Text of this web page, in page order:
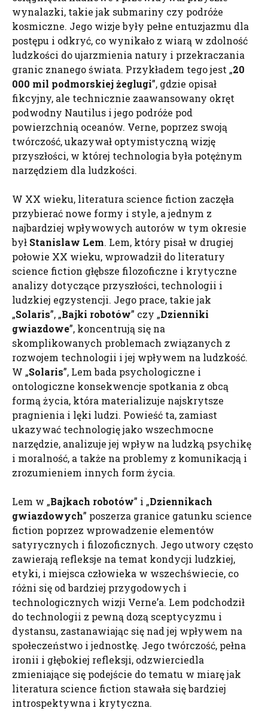
wynalazki, takie jak submariny czy podróże
kosmiczne. Jego wizje były pełne entuzjazmu dla
postępu i odkryć, co wynikało z wiarą w zdolność
ludzkości do ujarzmienia natury i przekraczania
granic znanego świata. Przykładem tego jest „20
000 mil podmorskiej żeglugi”, gdzie opisał
fikcyjny, ale technicznie zaawansowany okręt
podwodny Nautilus i jego podróże pod
powierzchnią oceanów. Verne, poprzez swoją
twórczość, ukazywał optymistyczną wizję
przyszłości, w której technologia była potężnym
narzędziem dla ludzkości.
W XX wieku, literatura science fiction zaczęła
przybierać nowe formy i style, a jednym z
najbardziej wpływowych autorów w tym okresie
był Stanislaw Lem. Lem, który pisał w drugiej
połowie XX wieku, wprowadził do literatury
science fiction głębsze filozoficzne i krytyczne
analizy dotyczące przyszłości, technologii i
ludzkiej egzystencji. Jego prace, takie jak
„Solaris”, „Bajki robotów” czy „Dzienniki
gwiazdowe”, koncentrują się na
skomplikowanych problemach związanych z
rozwojem technologii i jej wpływem na ludzkość.
W „Solaris”, Lem bada psychologiczne i
ontologiczne konsekwencje spotkania z obcą
formą życia, która materializuje najskrytsze
pragnienia i lęki ludzi. Powieść ta, zamiast
ukazywać technologię jako wszechmocne
narzędzie, analizuje jej wpływ na ludzką psychikę
i moralność, a także na problemy z komunikacją i
zrozumieniem innych form życia.
Lem w „Bajkach robotów” i „Dziennikach
gwiazdowych” poszerza granice gatunku science
fiction poprzez wprowadzenie elementów
satyrycznych i filozoficznych. Jego utwory często
zawierają refleksje na temat kondycji ludzkiej,
etyki, i miejsca człowieka w wszechświecie, co
różni się od bardziej przygodowych i
technologicznych wizji Verne’a. Lem podchodził
do technologii z pewną dozą sceptycyzmu i
dystansu, zastanawiając się nad jej wpływem na
społeczeństwo i jednostkę. Jego twórczość, pełna
ironii i głębokiej refleksji, odzwierciedla
zmieniające się podejście do tematu w miarę jak
literatura science fiction stawała się bardziej
introspektywna i krytyczna.